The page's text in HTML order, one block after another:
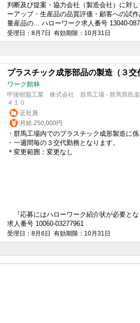
判断及び提案・協力会社（製造会社）に対
ーアップ・生産品の品質評価・顧客への試
量産品の... ハローワーク求人番号 13040-
受理日：8月7日 有効期限：10月31日
プラスチック成形部品の製造（３交
ワーク館林
甲陵樹脂工業 株式会社 群馬工場 - 群馬県邑楽
４１０
正社員
月給 250,000円
・群馬工場内でのプラスチック成形製造に
・一週間毎の３交代勤務となります。
＊変更範囲：変更なし
『応募にはハローワーク紹介状が必要と
求人番号 10060-03277961
受理日：8月6日 有効期限：10月31日